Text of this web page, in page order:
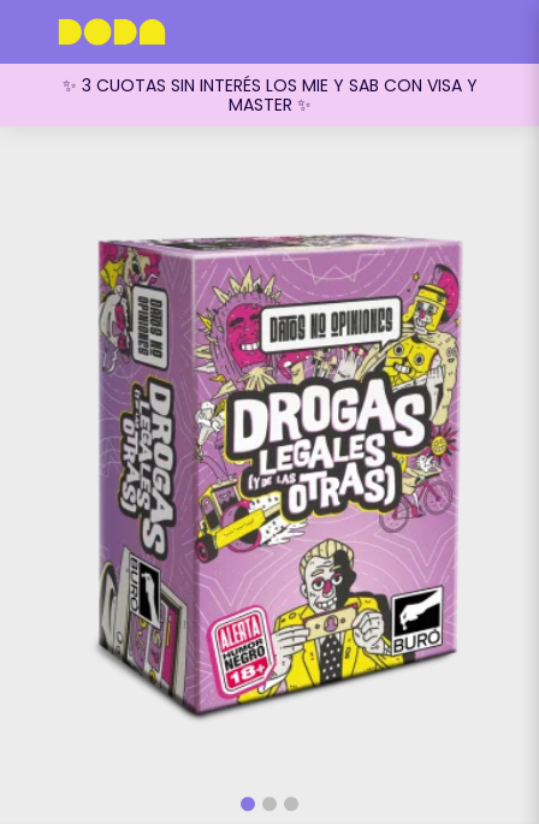
✨ 3 CUOTAS SIN INTERÉS LOS MIE Y SAB CON VISA Y
MASTER ✨